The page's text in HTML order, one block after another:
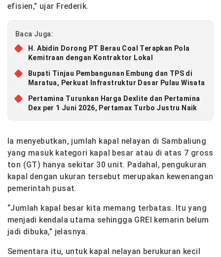
efisien,” ujar Frederik.
Baca Juga:
H. Abidin Dorong PT Berau Coal Terapkan Pola
Kemitraan dengan Kontraktor Lokal
Bupati Tinjau Pembangunan Embung dan TPS di
Maratua, Perkuat Infrastruktur Dasar Pulau Wisata
Pertamina Turunkan Harga Dexlite dan Pertamina
Dex per 1 Juni 2026, Pertamax Turbo Justru Naik
Ia menyebutkan, jumlah kapal nelayan di Sambaliung
yang masuk kategori kapal besar atau di atas 7 gross
ton (GT) hanya sekitar 30 unit. Padahal, pengukuran
kapal dengan ukuran tersebut merupakan kewenangan
pemerintah pusat.
“Jumlah kapal besar kita memang terbatas. Itu yang
menjadi kendala utama sehingga GREI kemarin belum
jadi dibuka,” jelasnya.
Sementara itu, untuk kapal nelayan berukuran kecil